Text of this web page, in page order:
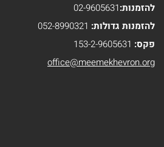
להזמנות:02-9605631
להזמנות גדולות: 052-8990321
פקס: 153-2-9605631
office@meemekhevron.org